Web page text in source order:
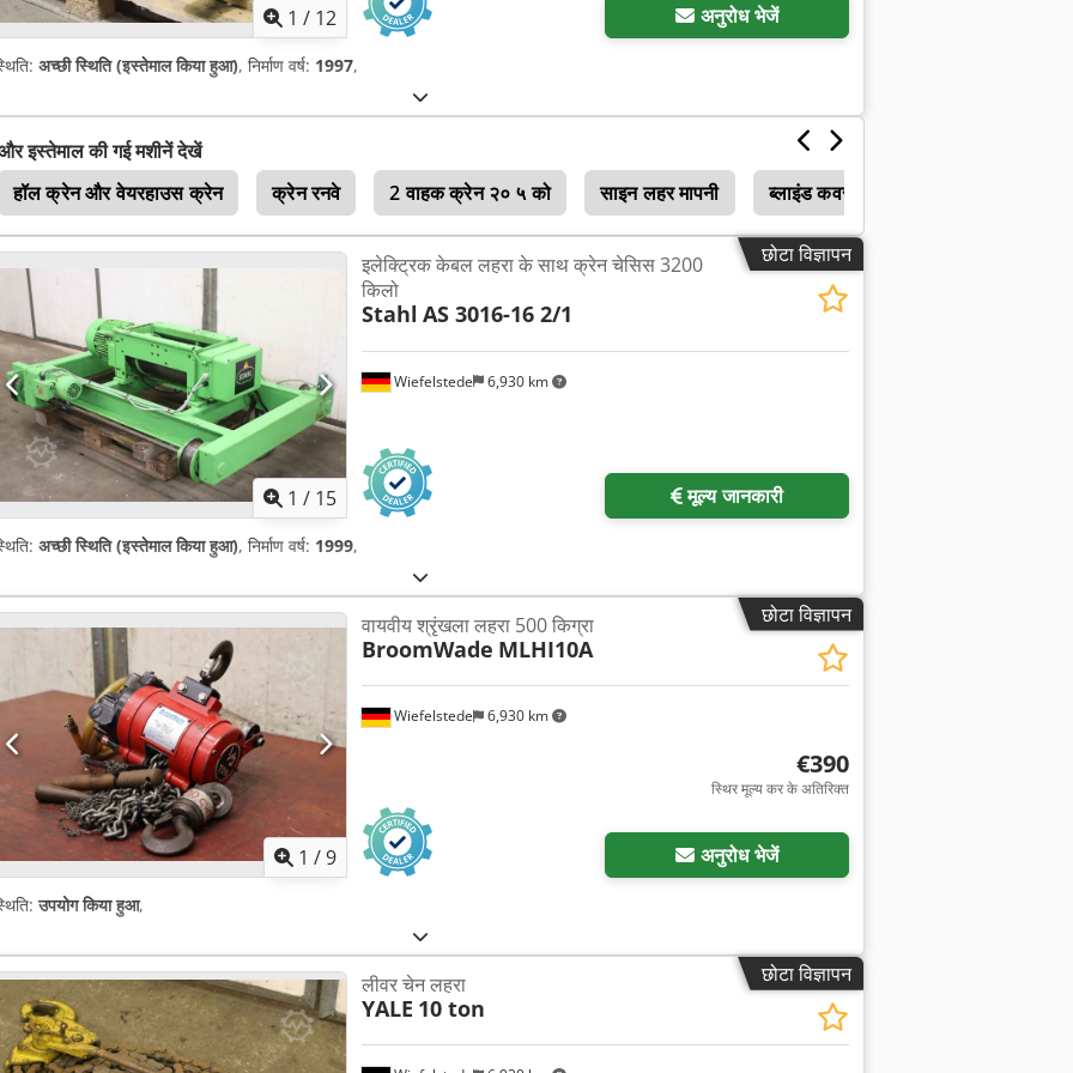
1 / 12 अनुरोध भेजें
अच्छी स्थिति (इस्तेमाल किया हुआ), निर्माण वर्ष: 1997,
इस्तेमाल की गई मशीनें देखें
हॉल क्रेन और वेयरहाउस क्रेन
क्रेन रनवे 2 वाहक क्रेन २० ५ को साइन लहर मापनी ब्लाइंड कवर
छोटा विज्ञापन
1 / 15
Wiefelstede 6,930 km
इलेक्ट्रिक केबल लहरा के साथ क्रेन चेसिस 3200
किलो
Stahl AS 3016-16 2/1
मूल्य जानकारी
अच्छी स्थिति (इस्तेमाल किया हुआ), निर्माण वर्ष: 1999,
छोटा विज्ञापन
1 /9
Wiefelstede 6,930 km
वायवीय श्रृंखला लहरा 500 किग्रा
BroomWade MLHI10A
€390
स्थिर मूल्य कर के अतिरिक्त
अनुरोध भेजें
उपयोग किया हुआ,
छोटा विज्ञापन
लीवर चेन लहरा
YALE 10 ton